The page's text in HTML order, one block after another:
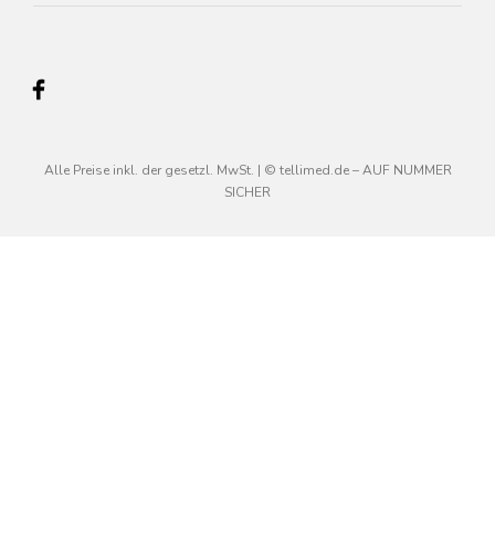
Alle Preise inkl. der gesetzl. MwSt. | © tellimed.de – AUF NUMMER
SICHER